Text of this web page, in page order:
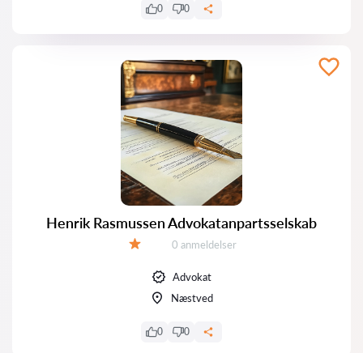
0 0
Henrik Rasmussen Advokatanpartsselskab
Anmeldelser:
0 anmeldelser
Advokat
Næstved
0 0